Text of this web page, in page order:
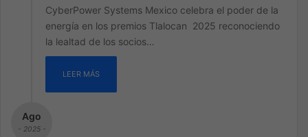
CyberPower Systems Mexico celebra el poder de la
energía en los premios Tlalocan 2025 reconociendo
la lealtad de los socios…
LEER MÁS
Ago
- 2025 -